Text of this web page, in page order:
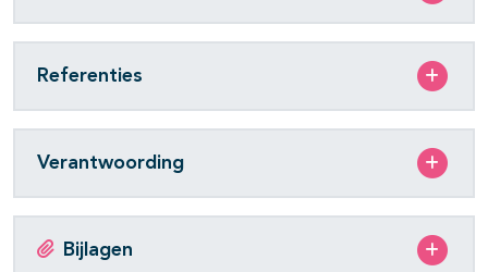
Referenties
Verantwoording
Bijlagen